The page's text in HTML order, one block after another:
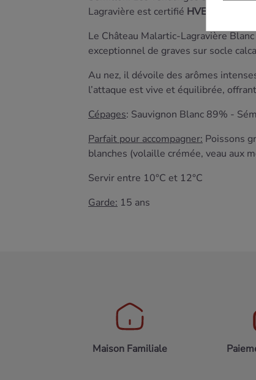
Lagravière est certifié HVE3
Le Château Malartic-Lagravière
exceptionnel de graves sur socle
Au nez, il dévoile des arômes
l’attaque est vive et équilibrée,
Cépages: Sauvignon Blanc 89% -
Parfait pour accompagner: Poissons
blanches (volaille crémée, veau aux
Servir entre 10°C et 12°C
Garde: 15 ans
Maison Familiale